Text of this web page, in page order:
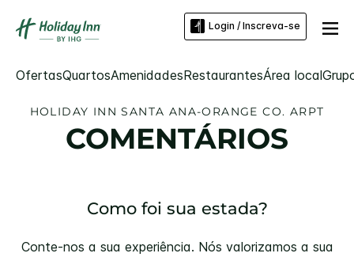
Login / Inscreva-se
OfertasQuartosAmenidadesRestaurantesÁrea local
HOLIDAY INN SANTA ANA-ORANGE CO. ARPT
COMENTÁRIOS
Como foi sua estada?
Conte-nos a sua experiência. Nós valorizamos a sua